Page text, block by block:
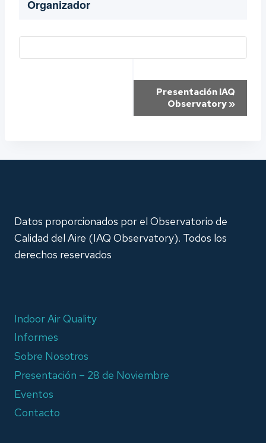
Organizador
Evento
Presentación IAQ
Observatory »
Datos proporcionados por el Observatorio de
Calidad del Aire (IAQ Observatory). Todos los
derechos reservados
Indoor Air Quality
Informes
Sobre Nosotros
Presentación – 28 de Noviembre
Eventos
Contacto